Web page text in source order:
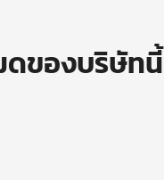
ดของบริษัทนี้